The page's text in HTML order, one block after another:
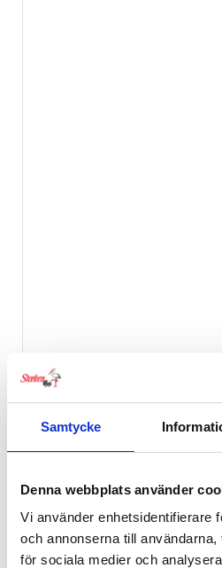
Samtycke
Denna webbplats använder
Vi använder enhetsidentifierare
och annonserna till
för sociala medier och
BabyBjörn Smart Potta Grå
329kr